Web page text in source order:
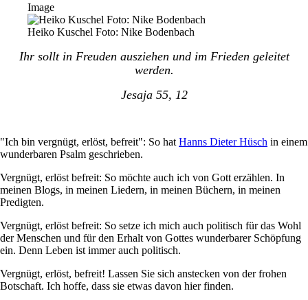
Image
Heiko Kuschel Foto: Nike Bodenbach
Ihr sollt in Freuden ausziehen und im Frieden geleitet
werden.
Jesaja 55, 12
"Ich bin vergnügt, erlöst, befreit": So hat Hanns Dieter Hüsch in einem
wunderbaren Psalm geschrieben.
Vergnügt, erlöst befreit: So möchte auch ich von Gott erzählen. In
meinen Blogs, in meinen Liedern, in meinen Büchern, in meinen
Predigten.
Vergnügt, erlöst befreit: So setze ich mich auch politisch für das Wohl
der Menschen und für den Erhalt von Gottes wunderbarer Schöpfung
ein. Denn Leben ist immer auch politisch.
Vergnügt, erlöst, befreit! Lassen Sie sich anstecken von der frohen
Botschaft. Ich hoffe, dass sie etwas davon hier finden.